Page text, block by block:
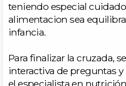
teniendo especial
alimentacion sea
infancia.
Para finalizar la cruzada,
interactiva de preguntas
el especialista en